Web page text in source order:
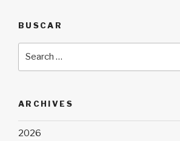
BUSCAR
ARCHIVES
2026